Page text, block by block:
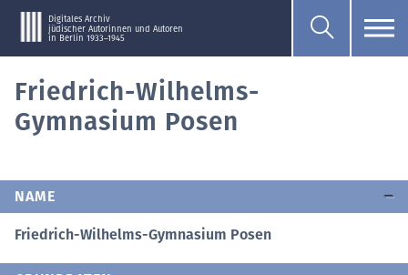
Digitales Archiv
jüdischer Autorinnen und Autoren
in Berlin 1933–1945
Friedrich-Wilhelms-
Gymnasium Posen
NAME
Friedrich-Wilhelms-Gymnasium Posen